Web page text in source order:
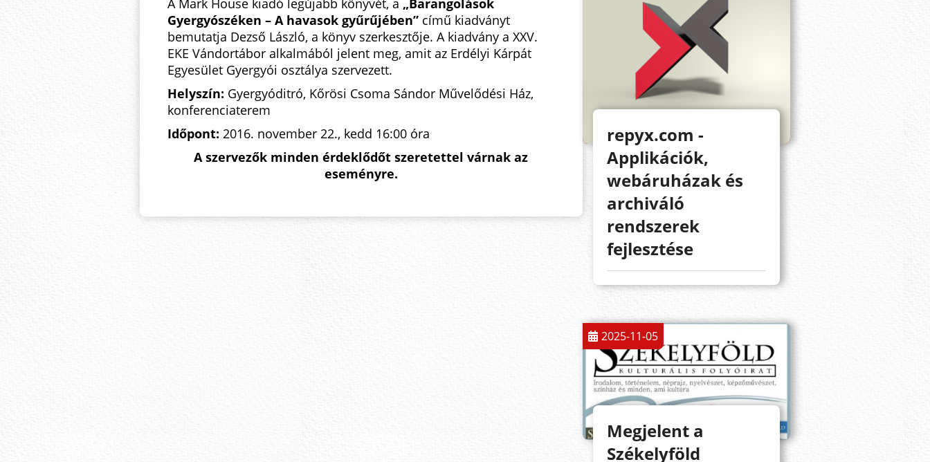
A Mark House kiadó legújabb könyvét, a „Barangolások
Gyergyószéken – A havasok gyűrűjében”című kiadványt
bemutatja Dezső László, a könyv szerkesztője. A kiadvány a XXV.
EKE Vándortábor alkalmából jelent meg, amit az Erdélyi Kárpát
Egyesület Gyergyói osztálya szervezett.
Helyszín: Gyergyóditró, Kőrösi Csoma Sándor Művelődési Ház,
konferenciaterem
Időpont: 2016. november 22., kedd 16:00 óra
A szervezők minden érdeklődőt szeretettel várnak az
eseményre.
repyx.com -
Applikációk,
webáruházak és
archiváló
rendszerek
fejlesztése
2025-11-05
Megjelent a
Székelyföld